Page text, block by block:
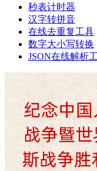
秒表计时器
汉字转拼音
在线去重复工具
数字大小写转换
JSON在线解析